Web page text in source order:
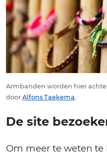
Armbanden worden hier
door Alfons Taekema.
De site
Om meer te weten te